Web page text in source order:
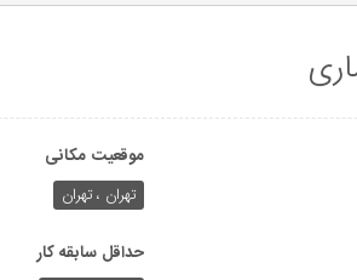
موقعیت مکانی
تهران ، تهران
حداقل سابقه کار